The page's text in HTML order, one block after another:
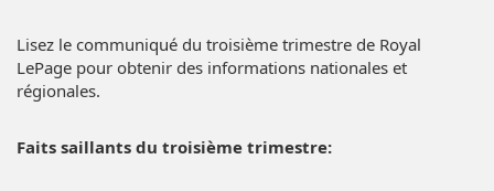
Lisez le communiqué du troisième trimestre de Royal
LePage pour obtenir des informations nationales et
régionales.
Faits saillants du troisième trimestre: